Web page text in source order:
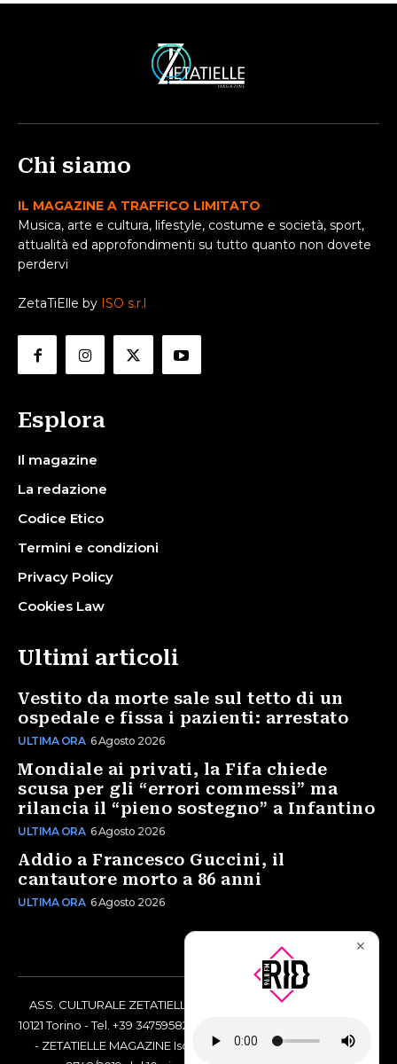
Chi siamo
IL MAGAZINE A TRAFFICO LIMITATO
Musica, arte e cultura, lifestyle, costume e società, sport,
attualità ed approfondimenti su tutto quanto non dovete
perdervi
ZetaTiElle by ISO s.r.l
Esplora
Il magazine
La redazione
Codice Etico
Termini e condizioni
Privacy Policy
Cookies Law
Ultimi articoli
Vestito da morte sale sul tetto di un
ospedale e fissa i pazienti: arrestato
ULTIMA ORA 6 Agosto 2026
Mondiale ai privati, la Fifa chiede
scusa per gli “errori commessi” ma
rilancia il “pieno sostegno” a Infantino
ULTIMA ORA 6 Agosto 2026
Addio a Francesco Guccini, il
cantautore morto a 86 anni
ULTIMA ORA 6 Agosto 2026
ASS. CULTURALE ZETATIELLE OFF via Vittorio Amedeo II, 21 -
10121 Torino - Tel. +39 3475958238 - Codice Fiscale 97883690014
- ZETATIELLE MAGAZINE Iscrizione al Tribunale di Torino n°
✕